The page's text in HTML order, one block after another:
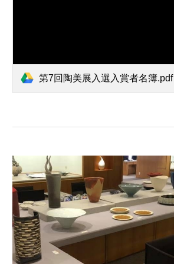
第7回陶美展入選入賞者名簿.pdf